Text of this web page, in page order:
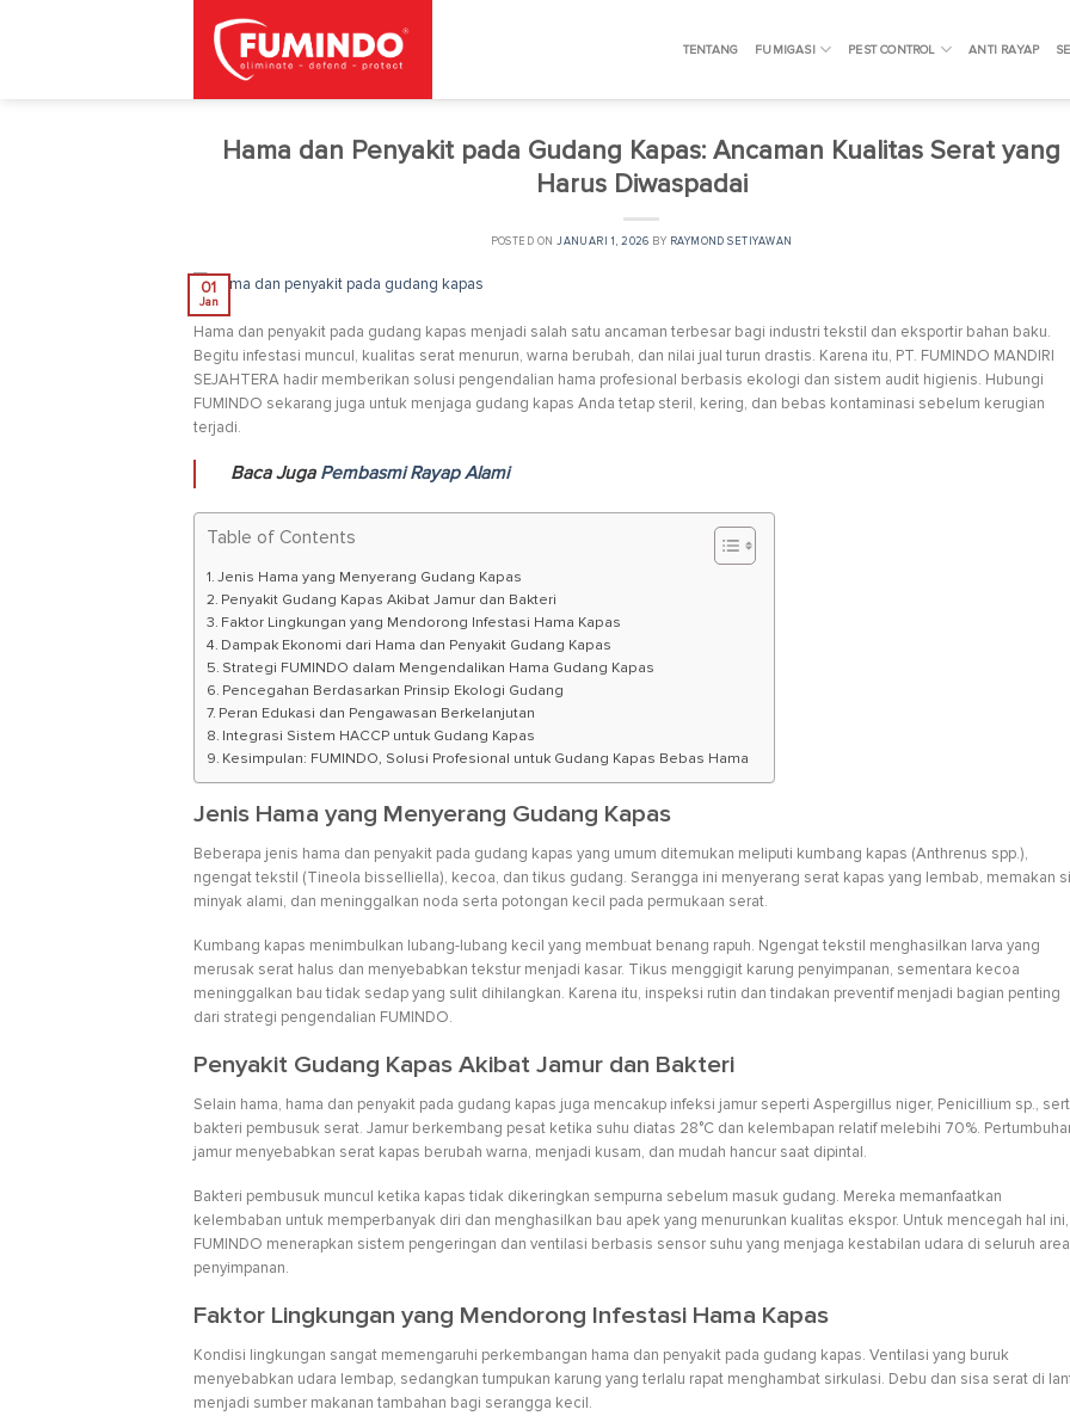
TENTANG FUMIGASI PEST CONTROL ANTI RAYAP
Hama dan Penyakit pada Gudang Kapas: Ancaman Kualitas Serat yang
Harus Diwaspadai
POSTED ONJANUARI 1, 2026 BY RAYMOND SETIYAWAN
01
Jan
Hama dan penyakit pada gudang kapas menjadi salah satu ancaman terbesar bagi industri tekstil dan eksportir bahan baku.
Begitu infestasi muncul, kualitas serat menurun, warna berubah, dan nilai jual turun drastis. Karena itu, PT. FUMINDO MANDIRI
SEJAHTERA hadir memberikan solusi pengendalian hama profesional berbasis ekologi dan sistem audit higienis. Hubungi
FUMINDO sekarang juga untuk menjaga gudang kapas Anda tetap steril, kering, dan bebas kontaminasi sebelum kerugian
terjadi.
Baca Juga Pembasmi Rayap Alami
Table of Contents
Jenis Hama yang Menyerang Gudang Kapas
Penyakit Gudang Kapas Akibat Jamur dan Bakteri
Faktor Lingkungan yang Mendorong Infestasi Hama Kapas
Dampak Ekonomi dari Hama dan Penyakit Gudang Kapas
Strategi FUMINDO dalam Mengendalikan Hama Gudang Kapas
Pencegahan Berdasarkan Prinsip Ekologi Gudang
Peran Edukasi dan Pengawasan Berkelanjutan
Integrasi Sistem HACCP untuk Gudang Kapas
Kesimpulan: FUMINDO, Solusi Profesional untuk Gudang Kapas Bebas Hama
Jenis Hama yang Menyerang Gudang Kapas
Beberapa jenis hama dan penyakit pada gudang kapas yang umum ditemukan meliputi kumbang kapas (Anthrenus spp.),
ngengat tekstil (Tineola bisselliella), kecoa, dan tikus gudang. Serangga ini menyerang serat kapas yang lembab, memakan
minyak alami, dan meninggalkan noda serta potongan kecil pada permukaan serat.
Kumbang kapas menimbulkan lubang-lubang kecil yang membuat benang rapuh. Ngengat tekstil menghasilkan larva yang
merusak serat halus dan menyebabkan tekstur menjadi kasar. Tikus menggigit karung penyimpanan, sementara kecoa
meninggalkan bau tidak sedap yang sulit dihilangkan. Karena itu, inspeksi rutin dan tindakan preventif menjadi bagian penting
dari strategi pengendalian FUMINDO.
Penyakit Gudang Kapas Akibat Jamur dan Bakteri
Selain hama, hama dan penyakit pada gudang kapas juga mencakup infeksi jamur seperti Aspergillus niger, Penicillium sp.,
bakteri pembusuk serat. Jamur berkembang pesat ketika suhu diatas 28°C dan kelembapan relatif melebihi 70%.
jamur menyebabkan serat kapas berubah warna, menjadi kusam, dan mudah hancur saat dipintal.
Bakteri pembusuk muncul ketika kapas tidak dikeringkan sempurna sebelum masuk gudang. Mereka memanfaatkan
kelembaban untuk memperbanyak diri dan menghasilkan bau apek yang menurunkan kualitas ekspor. Untuk mencegah hal ini,
FUMINDO menerapkan sistem pengeringan dan ventilasi berbasis sensor suhu yang menjaga kestabilan udara di seluruh area
penyimpanan.
Faktor Lingkungan yang Mendorong Infestasi Hama Kapas
Kondisi lingkungan sangat memengaruhi perkembangan hama dan penyakit pada gudang kapas. Ventilasi yang buruk
menyebabkan udara lembap, sedangkan tumpukan karung yang terlalu rapat menghambat sirkulasi. Debu dan sisa serat di
menjadi sumber makanan tambahan bagi serangga kecil.